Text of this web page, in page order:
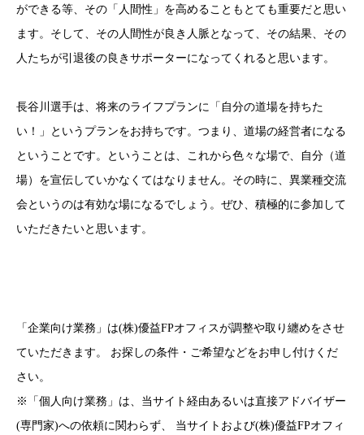
ができる等、その「人間性」を高めることもとても重要だと思い
ます。そして、その人間性が良き人脈となって、その結果、その
人たちが引退後の良きサポーターになってくれると思います。
長谷川選手は、将来のライフプランに「自分の道場を持ちた
い！」というプランをお持ちです。つまり、道場の経営者になる
ということです。ということは、これから色々な場で、自分（道
場）を宣伝していかなくてはなりません。その時に、異業種交流
会というのは有効な場になるでしょう。ぜひ、積極的に参加して
いただきたいと思います。
「企業向け業務」は(株)優益FPオフィスが調整や取り纏めをさせ
ていただきます。 お探しの条件・ご希望などをお申し付けくだ
さい。
※「個人向け業務」は、当サイト経由あるいは直接アドバイザー
(専門家)への依頼に関わらず、 当サイトおよび(株)優益FPオフィ